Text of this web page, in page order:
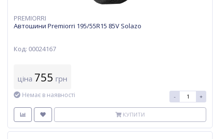
PREMIORRI
Автошини Premiorri 195/55R15 85V Solazo
Код: 00024167
ціна 755 грн
Немає в наявності - +
КУПИТИ